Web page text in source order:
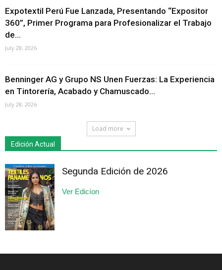
Expotextil Perú Fue Lanzada, Presentando “Expositor
360”, Primer Programa para Profesionalizar el Trabajo
de...
July 28, 2026
Benninger AG y Grupo NS Unen Fuerzas: La Experiencia
en Tintorería, Acabado y Chamuscado...
July 28, 2026
Load more
Edición Actual
Segunda Edición de 2026
Ver Edicíon